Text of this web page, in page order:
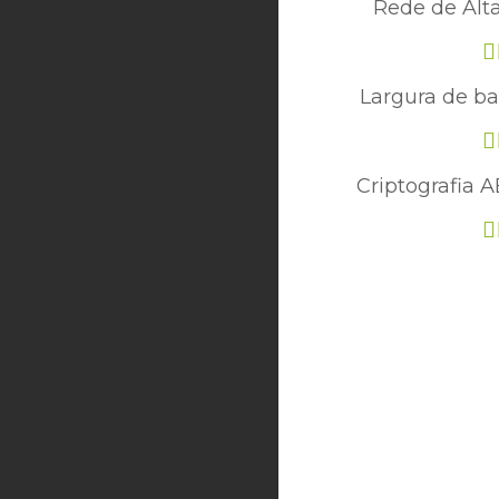
Rede de
Largura de
Criptografia